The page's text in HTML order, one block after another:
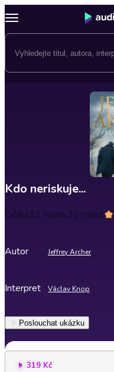
Kdo neriskuje...
Délka12 hodin 31 minut
Autor Jeffrey Archer
Interpret Václav Knop
Poslouchat ukázku
319 Kč